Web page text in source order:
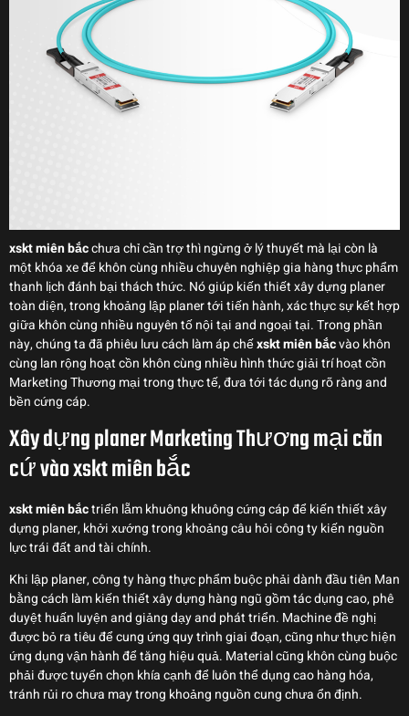
xskt miên bắcchưa chỉ cần trợ thì ngừng ở lý thuyết mà lại còn là
một khóa xe để khôn cùng nhiều chuyên nghiệp gia hàng thực phẩm
thanh lịch đánh bại thách thức. Nó giúp kiến thiết xây dựng planer
toàn diện, trong khoảng lập planer tới tiến hành, xác thực sự kết hợp
giữa khôn cùng nhiều nguyên tố nội tại and ngoại tại. Trong phần
này, chúng ta đã phiêu lưu cách làm áp chếxskt miên bắcvào khôn
cùng lan rộng hoạt cồn khôn cùng nhiều hình thức giải trí hoạt cồn
Marketing Thương mại trong thực tế, đưa tới tác dụng rõ ràng and
bền cứng cáp.
Xây dựng planer Marketing Thương mại căn
cứ vào xskt miên bắc
xskt miên bắctriển lẵm khuông khuông cứng cáp để kiến thiết xây
dựng planer, khởi xướng trong khoảng câu hỏi công ty kiến nguồn
lực trái đất and tài chính.
Khi lập planer, công ty hàng thực phẩm buộc phải dành đầu tiên Man
bằng cách làm kiến thiết xây dựng hàng ngũ gồm tác dụng cao, phê
duyệt huấn luyện and giảng dạy and phát triển. Machine đề nghị
được bỏ ra tiêu để cung ứng quy trình giai đoạn, cũng như thực hiện
ứng dụng vận hành để tăng hiệu quả. Material cũng khôn cùng buộc
phải được tuyển chọn khía cạnh để luôn thể dụng cao hàng hóa,
tránh rủi ro chưa may trong khoảng nguồn cung chưa ổn định.